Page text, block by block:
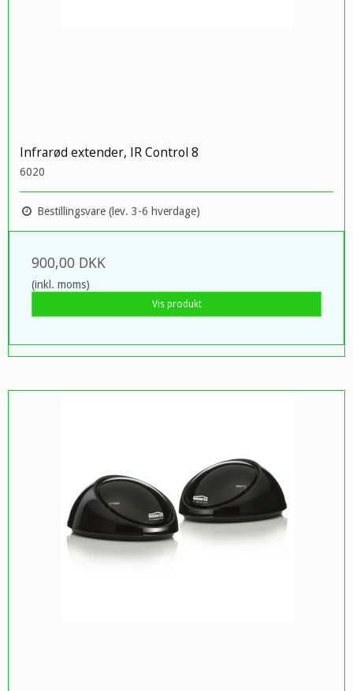
Infrarød extender, IR Control 8
6020
Bestillingsvare (lev. 3-6 hverdage)
900,00 DKK
(inkl. moms)
Vis produkt